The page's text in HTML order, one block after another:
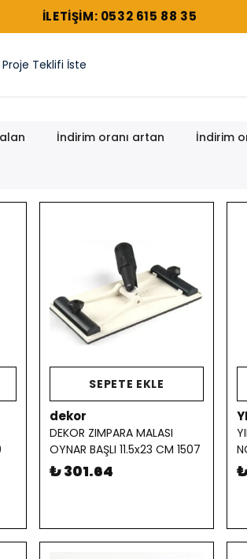
ILETIŞIM: 0532 615 88 35
Proje Teklifi İste
İndirim oranı artan İndirim
SEPETE EKLE
dekor
DEKOR ZIMPARA MALASI
OYNAR BAŞLI 11.5x23 CM 1507
₺ 301.64